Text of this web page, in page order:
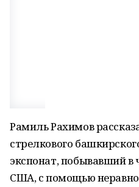
Рамиль Рахимов
стрелкового
экспонат, побывавший в
США, с помощью